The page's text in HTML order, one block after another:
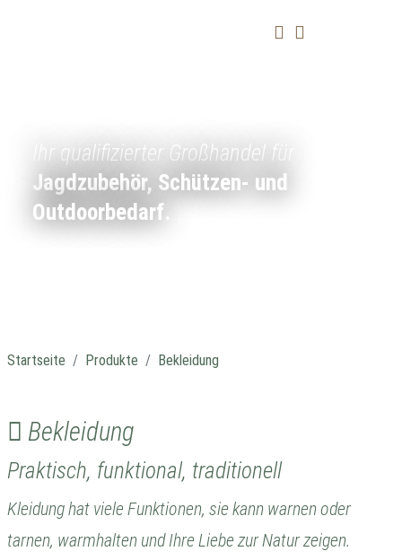
Ihr qualifizierter Großhandel für
Jagdzubehör, Schützen- und
Outdoorbedarf.
Startseite Produkte Bekleidung
Bekleidung
Praktisch, funktional, traditionell
Kleidung hat viele Funktionen, sie kann warnen oder
tarnen, warmhalten und Ihre Liebe zur Natur zeigen.